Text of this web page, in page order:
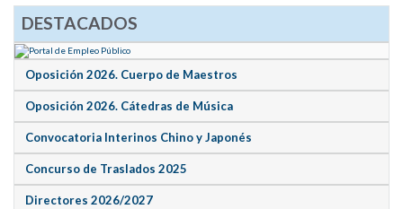
DESTACADOS
Oposición 2026. Cuerpo de Maestros
Oposición 2026. Cátedras de Música
Convocatoria Interinos Chino y Japonés
Concurso de Traslados 2025
Directores 2026/2027